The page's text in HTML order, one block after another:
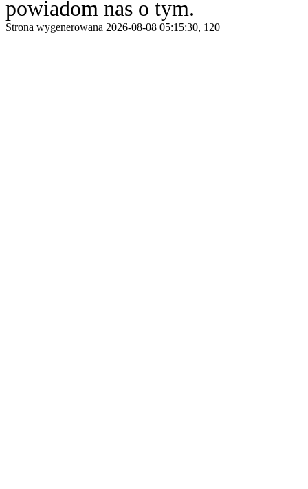
powiadom nas o tym.
Strona wygenerowana 2026-08-08 05:15:30, 120